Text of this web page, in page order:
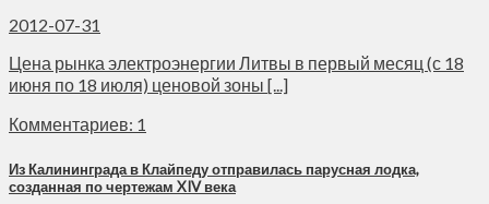
2012-07-31
Цена рынка электроэнергии Литвы в первый месяц (с 18
июня по 18 июля) ценовой зоны [...]
Комментариев: 1
Из Калининграда в Клайпеду отправилась парусная лодка,
созданная по чертежам XIV века